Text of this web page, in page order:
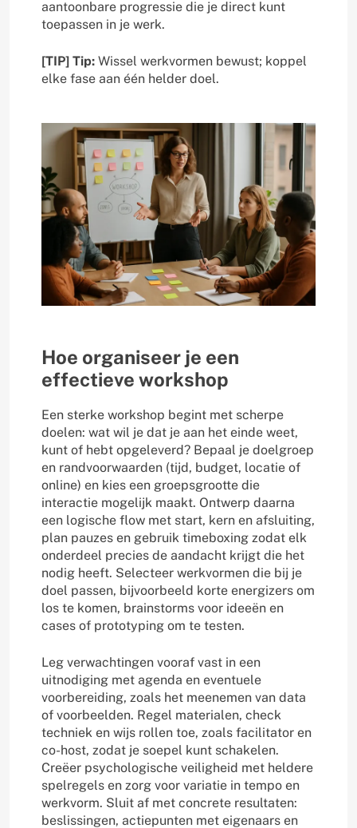
aantoonbare progressie die je direct kunt
toepassen in je werk.
[TIP] Tip: Wissel werkvormen bewust; koppel
elke fase aan één helder doel.
Hoe organiseer je een
effectieve workshop
Een sterke workshop begint met scherpe
doelen: wat wil je dat je aan het einde weet,
kunt of hebt opgeleverd? Bepaal je doelgroep
en randvoorwaarden (tijd, budget, locatie of
online) en kies een groepsgrootte die
interactie mogelijk maakt. Ontwerp daarna
een logische flow met start, kern en afsluiting,
plan pauzes en gebruik timeboxing zodat elk
onderdeel precies de aandacht krijgt die het
nodig heeft. Selecteer werkvormen die bij je
doel passen, bijvoorbeeld korte energizers om
los te komen, brainstorms voor ideeën en
cases of prototyping om te testen.
Leg verwachtingen vooraf vast in een
uitnodiging met agenda en eventuele
voorbereiding, zoals het meenemen van data
of voorbeelden. Regel materialen, check
techniek en wijs rollen toe, zoals facilitator en
co-host, zodat je soepel kunt schakelen.
Creëer psychologische veiligheid met heldere
spelregels en zorg voor variatie in tempo en
werkvorm. Sluit af met concrete resultaten:
beslissingen, actiepunten met eigenaars en